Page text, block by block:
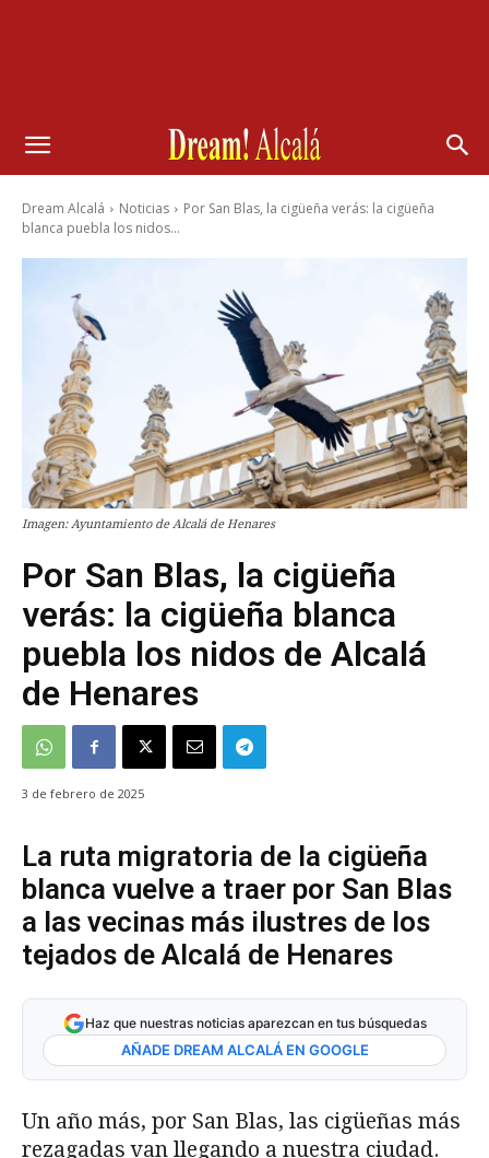
Dream Alcalá Noticias
Por San Blas, la cigüeña verás: la cigüeña
blanca puebla los nidos...
Imagen: Ayuntamiento de Alcalá de Henares
Por San Blas, la cigüeña
verás: la cigüeña blanca
puebla los nidos de Alcalá
de Henares
3 de febrero de 2025
La ruta migratoria de la cigüeña
blanca vuelve a traer por San Blas
a las vecinas más ilustres de los
tejados de Alcalá de Henares
Haz que nuestras noticias aparezcan en tus búsquedas
AÑADE DREAM ALCALÁ EN GOOGLE
Un año más, por San Blas, las cigüeñas más
rezagadas van llegando a nuestra ciudad.